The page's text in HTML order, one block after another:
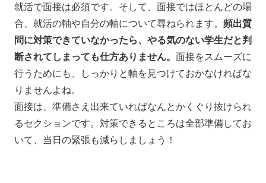
就活で面接は必須です。そして、面接ではほとんどの場
合、就活の軸や自分の軸について尋ねられます。 頻出質
問に対策できていなかったら、やる気のない学生だと判
断されてしまっても仕方ありません。 面接をスムーズに
行うためにも、しっかりと軸を見つけておかなければな
りませんよね。
面接は、準備さえ出来ていればなんとかくぐり抜けられ
るセクションです。対策できるところは全部準備してお
いて、当日の緊張も減らしましょう！